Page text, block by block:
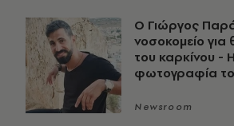
O Γιώργος
νοσοκομείο για
του καρκίνου -
φωτογραφία
Newsroom